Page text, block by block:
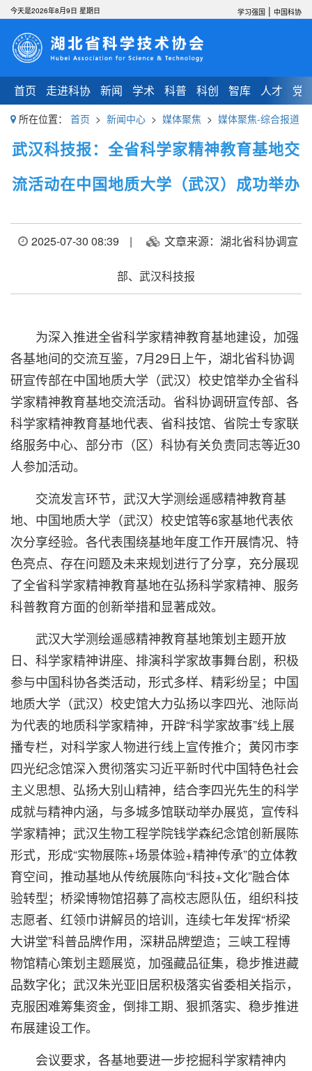
首页 走进科协 新闻 学术 科普 科创 智库 人才 党
今天是2026年8月9日 星期日 学习强国 | 中国科协
所在位置： 首页 > 新闻中心 > 媒体聚焦 > 媒体聚焦-综合报道
武汉科技报：全省科学家精神教育基地交
流活动在中国地质大学（武汉）成功举办
2025-07-30 08:39 | 文章来源：湖北省科协调宣
部、武汉科技报
为深入推进全省科学家精神教育基地建设，加强
各基地间的交流互鉴，7月29日上午，湖北省科协调
研宣传部在中国地质大学（武汉）校史馆举办全省科
学家精神教育基地交流活动。省科协调研宣传部、各
科学家精神教育基地代表、省科技馆、省院士专家联
络服务中心、部分市（区）科协有关负责同志等近30
人参加活动。
交流发言环节，武汉大学测绘遥感精神教育基
地、中国地质大学（武汉）校史馆等6家基地代表依
次分享经验。各代表围绕基地年度工作开展情况、特
色亮点、存在问题及未来规划进行了分享，充分展现
了全省科学家精神教育基地在弘扬科学家精神、服务
科普教育方面的创新举措和显著成效。
武汉大学测绘遥感精神教育基地策划主题开放
日、科学家精神讲座、排演科学家故事舞台剧，积极
参与中国科协各类活动，形式多样、精彩纷呈；中国
地质大学（武汉）校史馆大力弘扬以李四光、池际尚
为代表的地质科学家精神，开辟“科学家故事”线上展
播专栏，对科学家人物进行线上宣传推介；黄冈市李
四光纪念馆深入贯彻落实习近平新时代中国特色社会
主义思想、弘扬大别山精神，结合李四光先生的科学
成就与精神内涵，与多城多馆联动举办展览，宣传科
学家精神；武汉生物工程学院钱学森纪念馆创新展陈
形式，形成“实物展陈+场景体验+精神传承”的立体教
育空间，推动基地从传统展陈向“科技+文化”融合体
验转型；桥梁博物馆招募了高校志愿队伍，组织科技
志愿者、红领巾讲解员的培训，连续七年发挥“桥梁
大讲堂”科普品牌作用，深耕品牌塑造；三峡工程博
物馆精心策划主题展览，加强藏品征集，稳步推进藏
品数字化；武汉朱光亚旧居积极落实省委相关指示，
克服困难筹集资金，倒排工期、狠抓落实、稳步推进
布展建设工作。
会议要求，各基地要进一步挖掘科学家精神内